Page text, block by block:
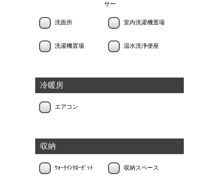
サー
洗面所 室内洗濯機置場
洗濯機置場 温水洗浄便座
冷暖房
エアコン
収納
ｳｫｰｸｲﾝｸﾛｰｾﾞｯﾄ 収納スペース